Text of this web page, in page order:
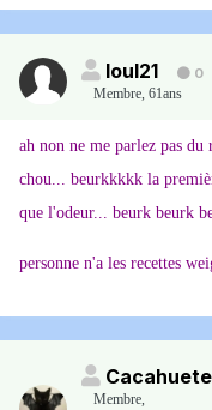
loul21
0
Membre, 61ans
ah non ne me parlez pas
chou... beurkkkkk la
que l'odeur... beurk beurk
personne n'a les recettes
Membre,